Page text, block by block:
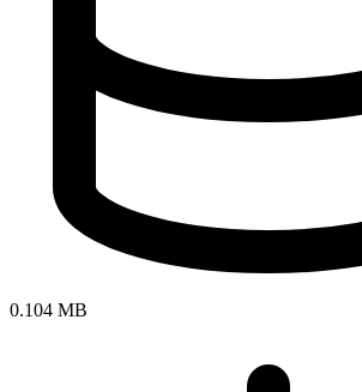
0.104 MB